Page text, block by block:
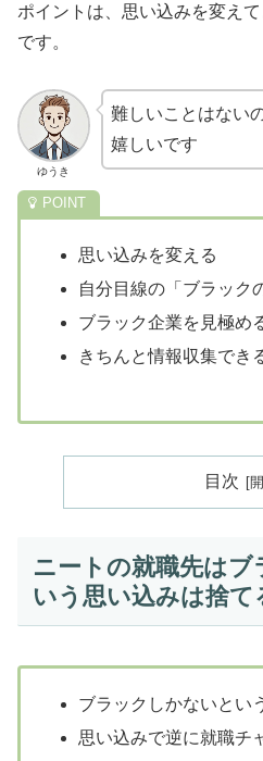
ポイントは、思い込みを変え
です。
ゆうき
難しいことはない
嬉しいです
思い込みを変える
自分目線の「ブラック
ブラック企業を見極め
きちんと情報収集でき
目次
ニートの就職先は
いう思い込みは捨て
ブラックしかないとい
思い込みで逆に就職チ